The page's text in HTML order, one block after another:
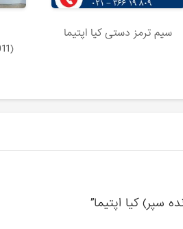
سیم ترمز دستی کیا اپتیما
(527102G011) اپتیما قدیم
سپر) کیا اپتیما”